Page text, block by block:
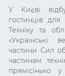
У Києві
гостинців для
Техніку та
«Українські
частини Сил
частинам
прямісінько